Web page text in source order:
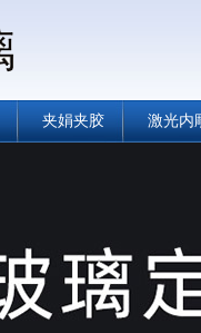
夹娟夹胶 激光内